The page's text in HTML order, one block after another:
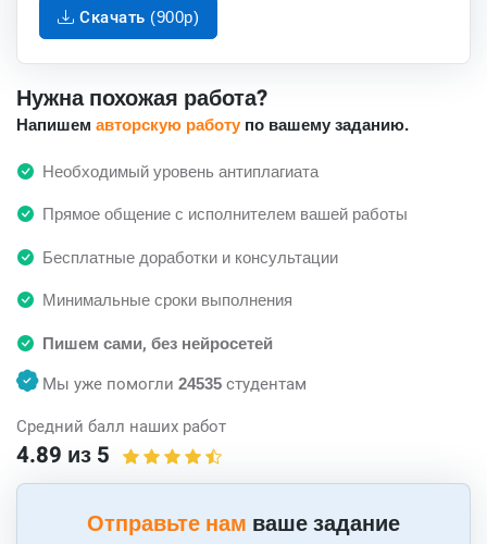
Скачать (900p)
Нужна похожая работа?
Напишем авторскую работу по вашему заданию.
Необходимый уровень антиплагиата
Прямое общение с исполнителем вашей работы
Бесплатные доработки и консультации
Минимальные сроки выполнения
Пишем сами, без нейросетей
Мы уже помогли 24535 студентам
Средний балл наших работ
4.89 из 5
Отправьте нам ваше задание